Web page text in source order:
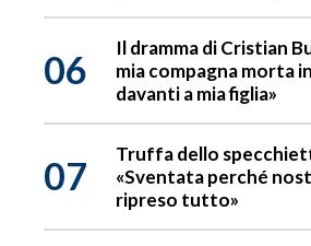
06
Il dramma di Cristian
mia compagna morta
davanti a mia figlia»
07
Truffa dello
«Sventata perché
ripreso tutto»